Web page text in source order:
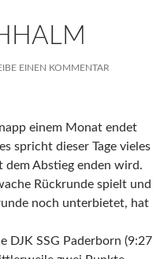
EINEN KOMMENTAR
einem Monat endet
spricht dieser Tage vieles
dem Abstieg enden wird.
Rückrunde spielt und
noch unterbietet, hat
DJK SSG Paderborn (9:27